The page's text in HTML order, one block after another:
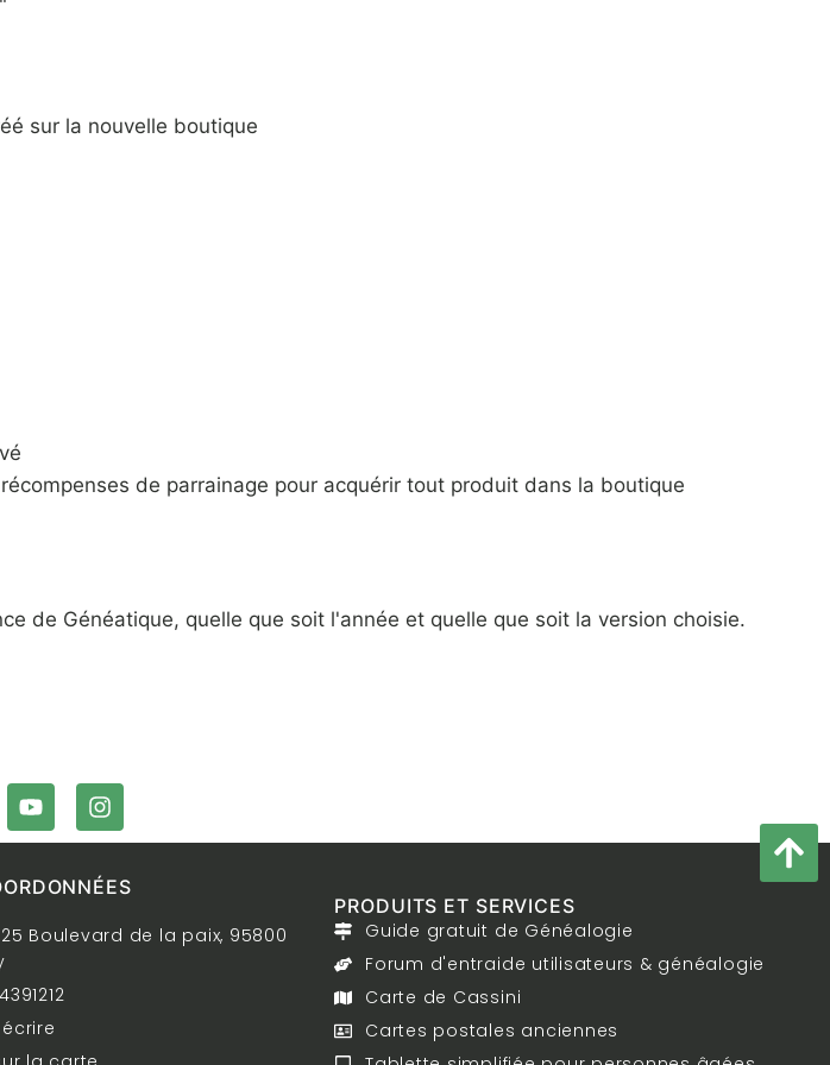
sur la nouvelle boutique
de parrainage pour acquérir tout produit dans la boutique
de Généatique, quelle que soit l'année et quelle que soit la version choisie.
25 Boulevard de la paix, 95800
PRODUITS ET SERVICES
Guide gratuit de Généalogie
Forum d'entraide utilisateurs & généalogie
Carte de Cassini
Cartes postales anciennes